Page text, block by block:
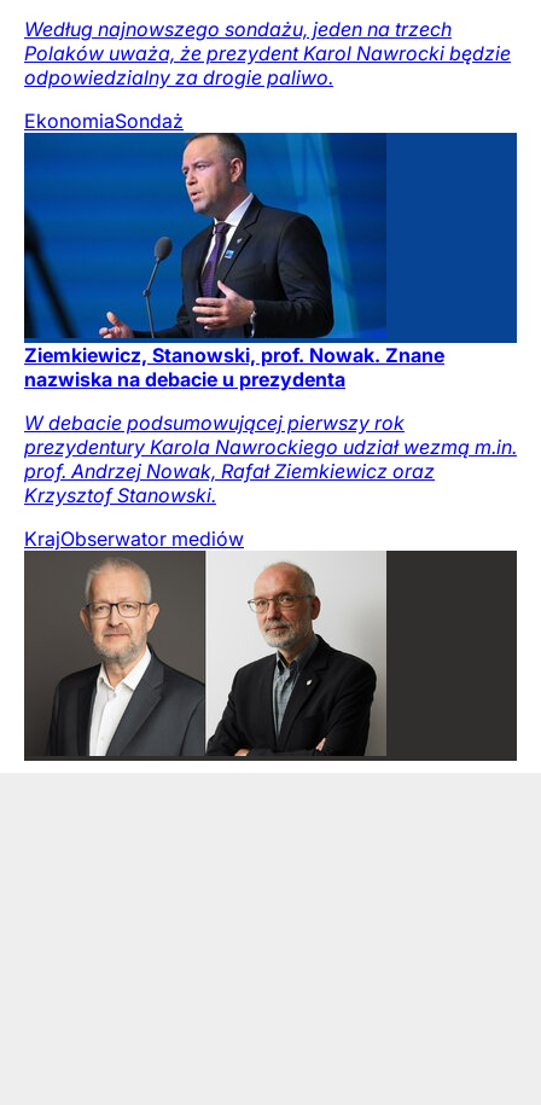
Według najnowszego sondażu, jeden na trzech
Polaków uważa, że prezydent Karol Nawrocki będzie
odpowiedzialny za drogie paliwo.
EkonomiaSondaż
Ziemkiewicz, Stanowski, prof. Nowak. Znane
nazwiska na debacie u prezydenta
W debacie podsumowującej pierwszy rok
prezydentury Karola Nawrockiego udział wezmą m.in.
prof. Andrzej Nowak, Rafał Ziemkiewicz oraz
Krzysztof Stanowski.
KrajObserwator mediów